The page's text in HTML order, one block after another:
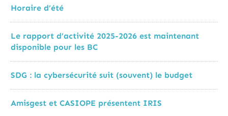
Horaire d’été
Le rapport d’activité 2025-2026 est maintenant
disponible pour les BC
SDG : la cybersécurité suit (souvent) le budget
Amisgest et CASIOPE présentent IRIS